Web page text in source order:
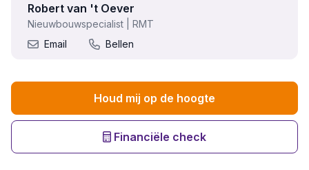
Robert van 't Oever
Nieuwbouwspecialist | RMT
Email
Bellen
Houd mij op de hoogte
Financiële check